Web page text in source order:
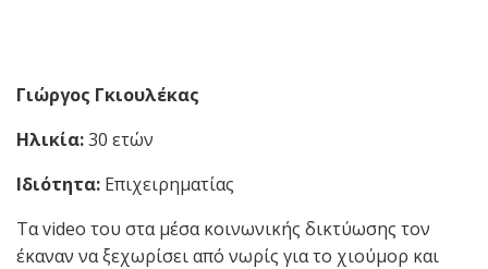
Γιώργος Γκιουλέκας
Ηλικία:30 ετών
Ιδιότητα: Επιχειρηματίας
Τα video του στα μέσα κοινωνικής δικτύωσης τον
έκαναν να ξεχωρίσει από νωρίς για το χιούμορ και